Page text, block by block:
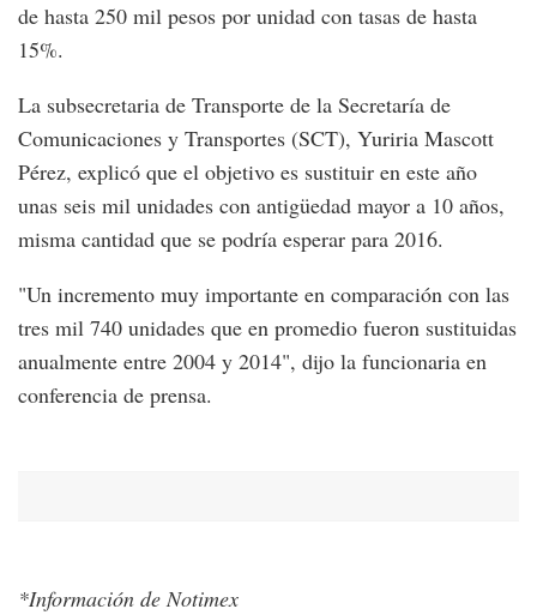
de hasta 250 mil pesos por unidad con tasas de hasta
15%.
La subsecretaria de Transporte de la Secretaría de
Comunicaciones y Transportes (SCT), Yuriria Mascott
Pérez, explicó que el objetivo es sustituir en este año
unas seis mil unidades con antigüedad mayor a 10 años,
misma cantidad que se podría esperar para 2016.
"Un incremento muy importante en comparación con las
tres mil 740 unidades que en promedio fueron sustituidas
anualmente entre 2004 y 2014", dijo la funcionaria en
conferencia de prensa.
*Información de Notimex